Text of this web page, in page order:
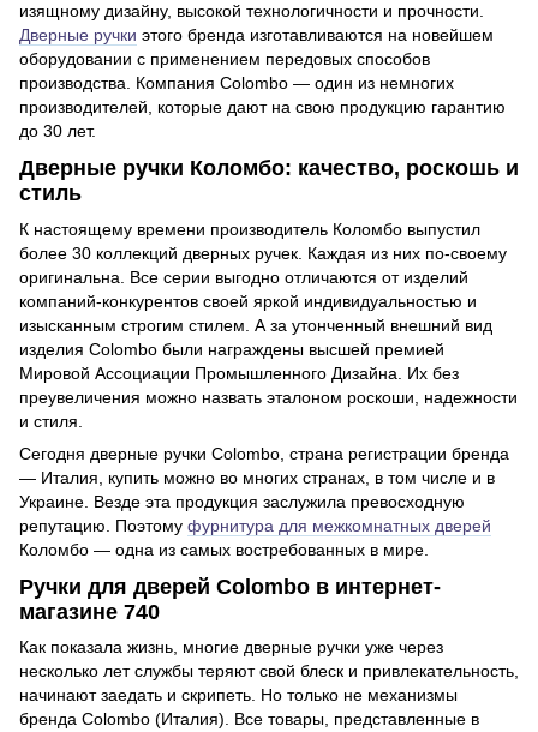
изящному дизайну, высокой технологичности и прочности.
Дверные ручки этого бренда изготавливаются на новейшем
оборудовании с применением передовых способов
производства. Компания Colombo — один из немногих
производителей, которые дают на свою продукцию гарантию
до 30 лет.
Дверные ручки Коломбо: качество, роскошь и
стиль
К настоящему времени производитель Коломбо выпустил
более 30 коллекций дверных ручек. Каждая из них по-своему
оригинальна. Все серии выгодно отличаются от изделий
компаний-конкурентов своей яркой индивидуальностью и
изысканным строгим стилем. А за утонченный внешний вид
изделия Colombo были награждены высшей премией
Мировой Ассоциации Промышленного Дизайна. Их без
преувеличения можно назвать эталоном роскоши, надежности
и стиля.
Сегодня дверные ручки Colombo, страна регистрации бренда
— Италия, купить можно во многих странах, в том числе и в
Украине. Везде эта продукция заслужила превосходную
репутацию. Поэтому фурнитура для межкомнатных дверей
Коломбо — одна из самых востребованных в мире.
Ручки для дверей Colombo в интернет-
магазине 740
Как показала жизнь, многие дверные ручки уже через
несколько лет службы теряют свой блеск и привлекательность,
начинают заедать и скрипеть. Но только не механизмы
бренда Colombo (Италия). Все товары, представленные в